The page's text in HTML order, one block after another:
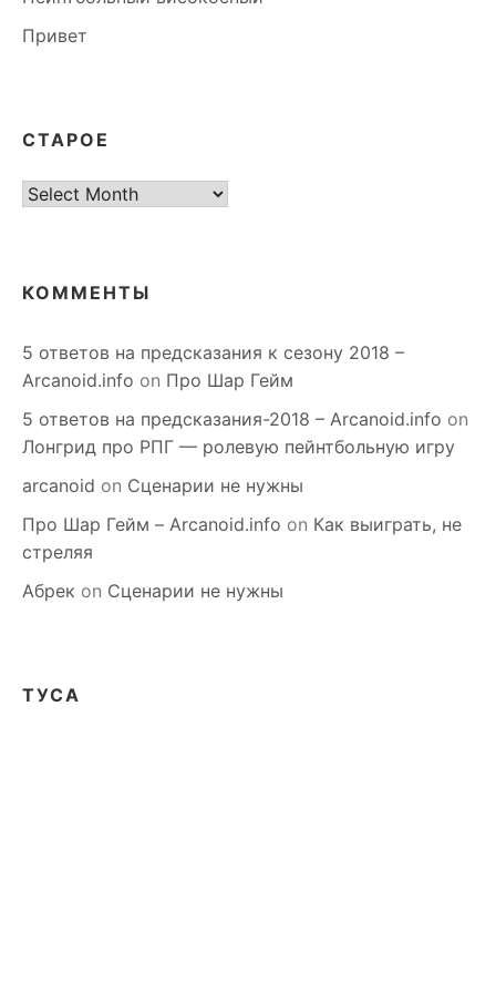
Привет
СТАРОЕ
старое
КОММЕНТЫ
5 ответов на предсказания к сезону 2018 –
Arcanoid.info on Про Шар Гейм
5 ответов на предсказания-2018 – Arcanoid.info on
Лонгрид про РПГ — ролевую пейнтбольную игру
arcanoid on Сценарии не нужны
Про Шар Гейм – Arcanoid.info on Как выиграть, не
стреляя
Абрек on Сценарии не нужны
ТУСА